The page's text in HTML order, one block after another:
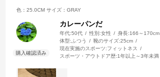
色：25.0CM サイズ：GRAY
カレーパンだ
年代:50代 性別:女性 身長:166～170cm
体型: ふつう 靴のサイズ:25cm
現在実施のスポーツ:フィットネス
スポーツ・アウトドア歴:1年以上～3年未満